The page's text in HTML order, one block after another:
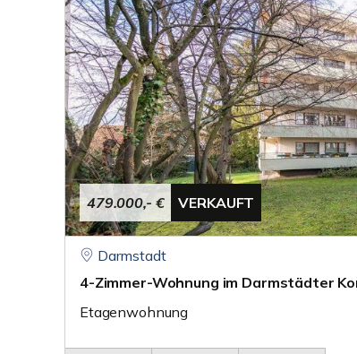
479.000,- € VERKAUFT
Darmstadt
4-Zimmer-Wohnung im Darmstädter
Etagenwohnung